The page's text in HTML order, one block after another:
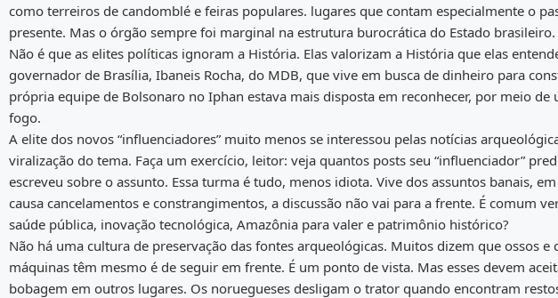
como terreiros de candomblé e feiras populares. lugares que contam especialmente o
presente. Mas o órgão sempre foi marginal na estrutura burocrática do Estado brasileiro.
Não é que as elites políticas ignoram a História. Elas valorizam a História que elas
governador de Brasília, Ibaneis Rocha, do MDB, que vive em busca de dinheiro para
própria equipe de Bolsonaro no Iphan estava mais disposta em reconhecer, por meio
fogo.
A elite dos novos “influenciadores” muito menos se interessou pelas notícias
viralização do tema. Faça um exercício, leitor: veja quantos posts seu “influenciador”
escreveu sobre o assunto. Essa turma é tudo, menos idiota. Vive dos assuntos banais,
causa cancelamentos e constrangimentos, a discussão não vai para a frente. É comum
saúde pública, inovação tecnológica, Amazônia para valer e patrimônio histórico?
Não há uma cultura de preservação das fontes arqueológicas. Muitos dizem que ossos
máquinas têm mesmo é de seguir em frente. É um ponto de vista. Mas esses devem
bobagem em outros lugares. Os noruegueses desligam o trator quando encontram